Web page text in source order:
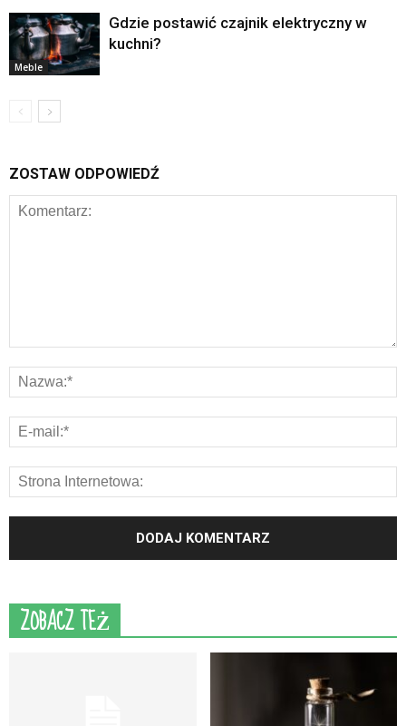
Meble
Gdzie postawić czajnik elektryczny w
kuchni?
ZOSTAW ODPOWIEDŹ
ZOBACZ TEŻ